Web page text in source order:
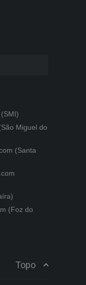
Miguel do
(Santa
(Foz do
Topo